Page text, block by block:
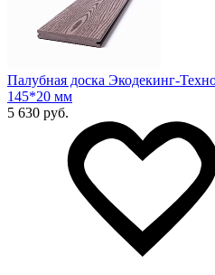
Палубная доска Экодекинг-
145*20 мм
5 630 руб.